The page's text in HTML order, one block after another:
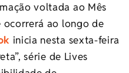
voltada ao Mês
ocorrerá ao longo de
inicia nesta sexta-feira
série de Lives